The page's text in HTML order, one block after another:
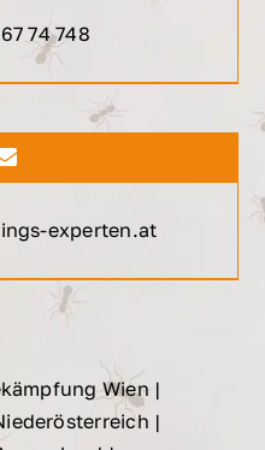
74 748
experten.at
Wien |
|